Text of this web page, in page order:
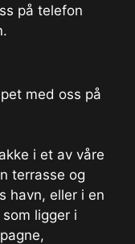
på telefon
med oss på
i et av våre
terrasse og
havn, eller i en
ligger i